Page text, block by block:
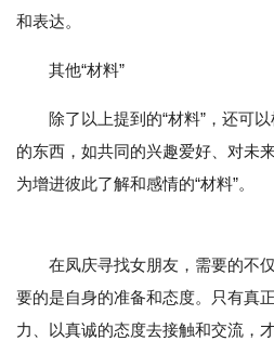
和表达。
其他“材料”
除了以上提到的“材料”，还可
的东西，如共同的兴趣爱好、对未
为增进彼此了解和感情的“材料”。
在凤庆寻找女朋友，需要的不仅
要的是自身的准备和态度。只有真
力、以真诚的态度去接触和交流，